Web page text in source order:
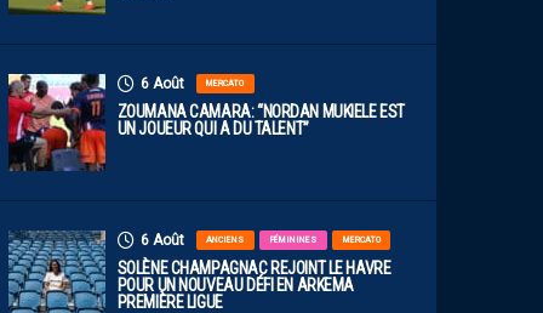
6 Août MERCATO
ZOUMANA CAMARA: “NORDAN MUKIELE EST
UN JOUEUR QUI A DU TALENT”
6 Août ANCIENS FÉMININES MERCATO
SOLÈNE CHAMPAGNAC REJOINT LE HAVRE
POUR UN NOUVEAU DÉFI EN ARKEMA
PREMIÈRE LIGUE